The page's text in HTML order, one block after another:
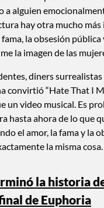
a alguien
hay otra mucho
la obsesión pública
la imagen de las
diners
convirtió “Hate That I
un video musical. Es
hasta ahora de lo que
el amor, la fama y la
la misma cosa.
la historia
de Euphoria